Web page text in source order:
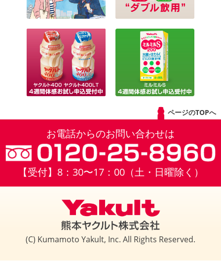
ページのTOPへ
お電話からのお問い合わせは
【受付】8：30〜17：00（土・日曜除く）
(C) Kumamoto Yakult, Inc. All Rights Reserved.